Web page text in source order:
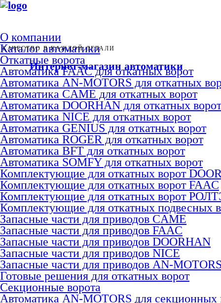
Интернет-магазин автоматики
КАЧЕСТВО В КАЖДОЙ ДЕТАЛИ
О компании
Каталог автоматики
Откатные ворота
Автоматика FAAC для откатных ворот
Автоматика AN-MOTORS для откатных
Автоматика CAME для откатных ворот
Автоматика DOORHAN для откатных ворот
Автоматика NICE для откатных ворот
Автоматика GENIUS для откатных ворот
Автоматика ROGER для откатных ворот
Автоматика BFT для откатных ворот
Автоматика SOMFY для откатных ворот
Комплектующие для откатных ворот
Комплектующие для откатных ворот FAAC
Комплектующие для откатных ворот
Комплектующие для откатных подвесных
Запасные части для приводов CAME
Запасные части для приводов FAAC
Запасные части для приводов DOORHAN
Запасные части для приводов NICE
Запасные части для приводов AN-
Готовые решения для откатных ворот
Секционные ворота
Автоматика AN-MOTORS для секционных